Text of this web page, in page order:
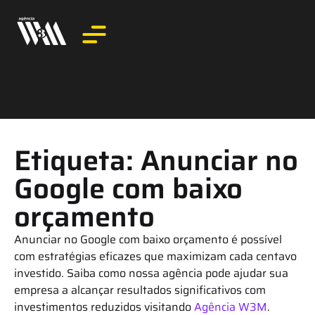
Etiqueta: Anunciar no
Google com baixo
orçamento
Anunciar no Google com baixo orçamento é possível
com estratégias eficazes que maximizam cada centavo
investido. Saiba como nossa agência pode ajudar sua
empresa a alcançar resultados significativos com
investimentos reduzidos visitandoAgência W3M.